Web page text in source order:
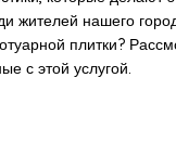
жителей нашего
плитки?
с этой услугой.